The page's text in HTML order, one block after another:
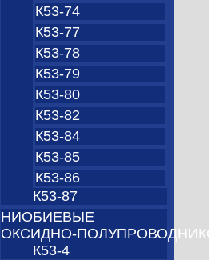
К53-74
К53-77
К53-78
К53-79
К53-80
К53-82
К53-84
К53-85
К53-86
К53-87
НИОБИЕВЫЕ
К53-4